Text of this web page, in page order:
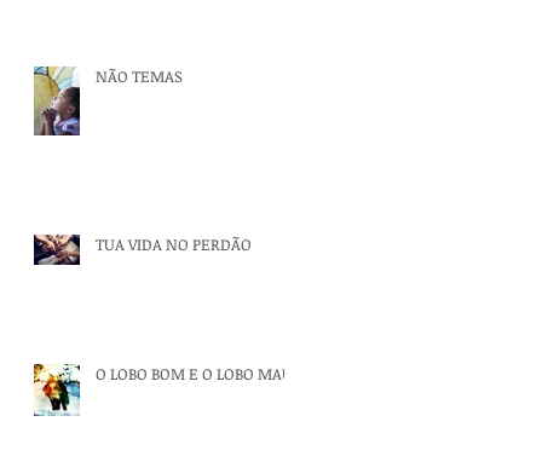
NÃO TEMAS
TUA VIDA NO PERDÃO
O LOBO BOM E O LOBO MAU